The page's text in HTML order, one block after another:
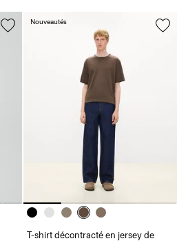
T-shirt décontracté en jersey de
Nouveautés